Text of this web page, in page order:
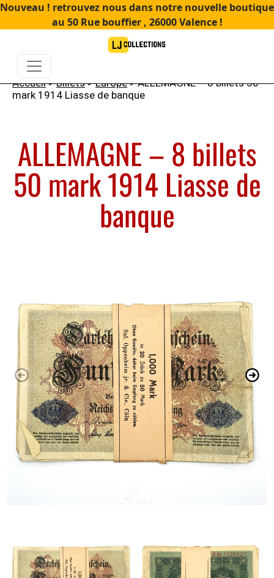
Nouveau ! retrouvez nous dans notre nouvelle boutique
au 50 Rue bouffier , 26000 Valence !
Accueil>Billets>Europe> ALLEMAGNE – 8 billets 50
mark 1914 Liasse de banque
ALLEMAGNE – 8 billets
50 mark 1914 Liasse de
banque